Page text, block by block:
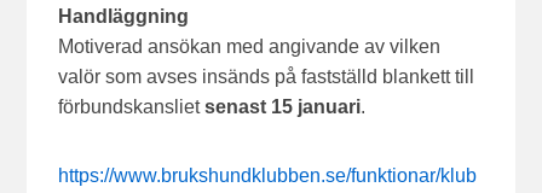
Handläggning
Motiverad ansökan med angivande av vilken
valör som avses insänds på fastställd blankett till
förbundskanslietsenast 15 januari.
https://www.brukshundklubben.se/funktionar/klub